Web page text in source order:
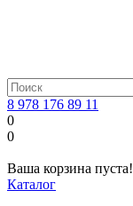
8 978 176 89 11
0
0
Ваша корзина пуста!
Каталог